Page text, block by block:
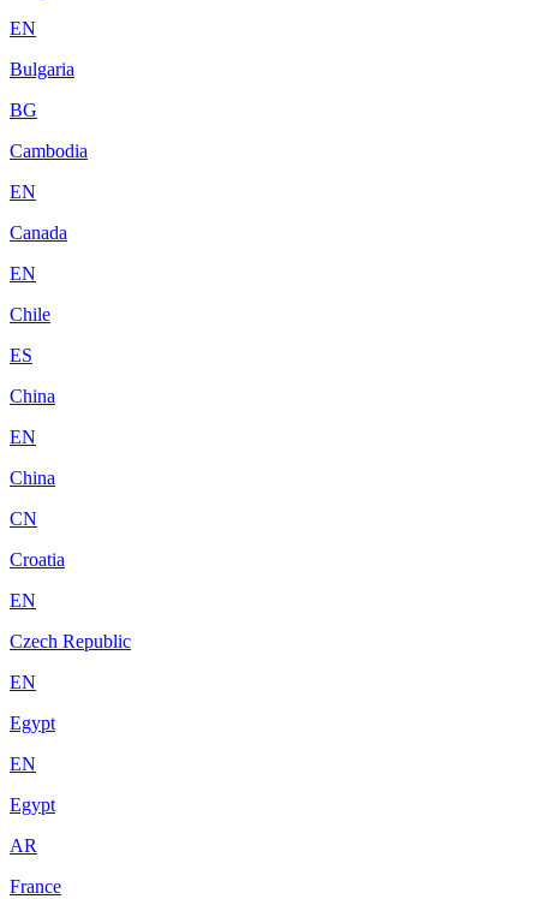
EN
Bulgaria
BG
Cambodia
EN
Canada
EN
Chile
ES
China
EN
China
CN
Croatia
EN
Czech Republic
EN
Egypt
EN
Egypt
AR
France